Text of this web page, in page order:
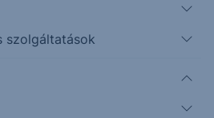
szolgáltatások
befektetési
keresel?